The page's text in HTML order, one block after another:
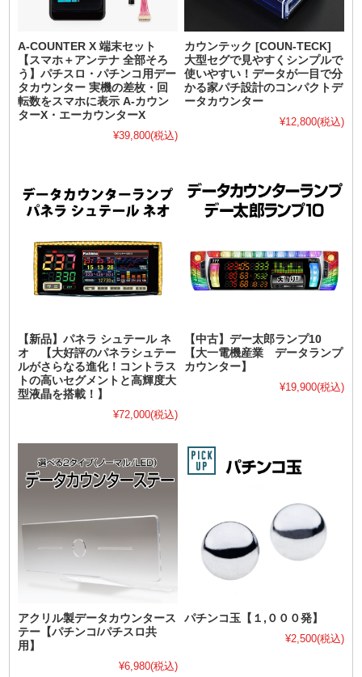
A-COUNTER X 端末セット
【スマホ＋アンテナ 全部そろ
う】パチスロ・パチンコ用デー
タカウンター 実機の差枚・回
転数をスマホに表示 A-カウン
ターX・エーカウンターX
¥39,800(税込)
カウンテック [COUN-TECK]
大型セグで見やすくシンプルで
使いやすい！データが一目で分
かる家パチ設計のコンパクトデ
ータカウンター
¥12,800(税込)
【新品】パネラ シュテール ネ
オ 【大好評のパネラシュテー
ルがさらなる進化！コントラス
トの高いセグメントと高輝度大
型液晶を搭載！】
¥72,000(税込)
【中古】デー太郎ランプ10
【大一電機産業 データランプ
カウンター】
¥19,900(税込)
アクリル製データカウンタース
テー【パチンコ/パチスロ共
用】
¥6,980(税込)
パチンコ玉【１,０００発】
¥2,500(税込)